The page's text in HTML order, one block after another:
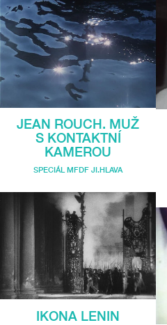
JEAN ROUCH. MUŽ
S KONTAKTNÍ
KAMEROU
SPECIÁL MFDF JI.HLAVA
IKONA LENIN